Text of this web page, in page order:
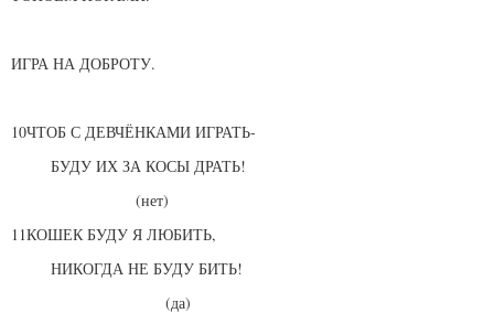
ИГРА НА ДОБРОТУ.
10ЧТОБ С ДЕВЧЁНКАМИ ИГРАТЬ-
БУДУ ИХ ЗА КОСЫ ДРАТЬ!
(нет)
11КОШЕК БУДУ Я ЛЮБИТЬ,
НИКОГДА НЕ БУДУ БИТЬ!
(да)